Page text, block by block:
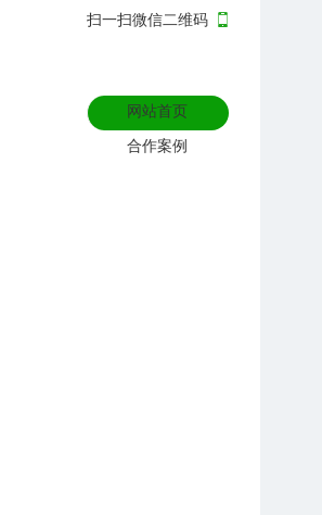
扫一扫微信二维码
网站首页
合作案例